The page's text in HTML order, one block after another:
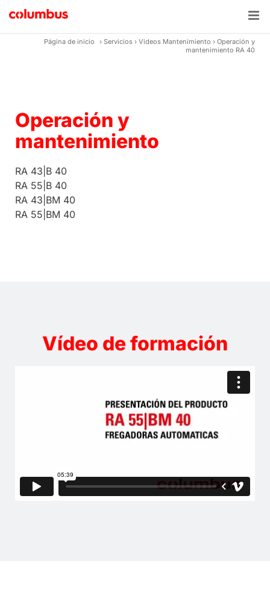
content
Página de inicio › Servicios › Videos Mantenimiento › Operación y
mantenimiento RA 40
Operación y
mantenimiento
RA 43|B 40
RA 55|B 40
RA 43|BM 40
RA 55|BM 40
Vídeo de formación